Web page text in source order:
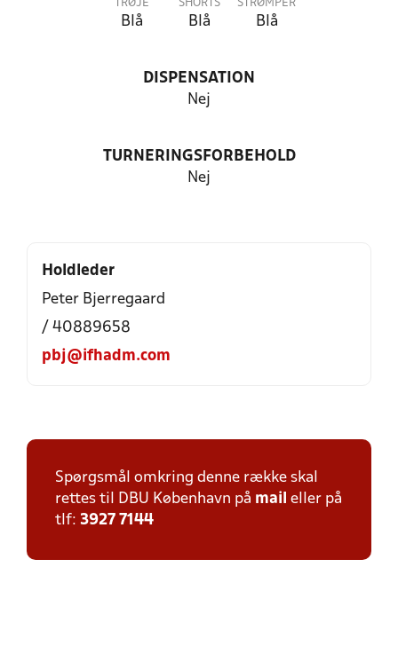
TRØJE
Blå
SHORTS
Blå
STRØMPER
Blå
DISPENSATION
Nej
TURNERINGSFORBEHOLD
Nej
Holdleder
Peter Bjerregaard
/ 40889658
pbj@ifhadm.com
Spørgsmål omkring denne række skal
rettes til DBU København på mail eller på
tlf: 3927 7144